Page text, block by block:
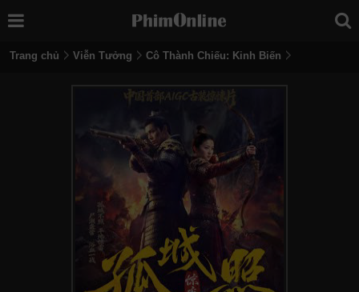
Trang chủ Viễn Tưởng Cô Thành Chiếu: Kinh Biến